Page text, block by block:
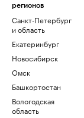
регионов
Санкт-Петербург
и область
Екатеринбург
Новосибирск
Омск
Башкортостан
Вологодская
область